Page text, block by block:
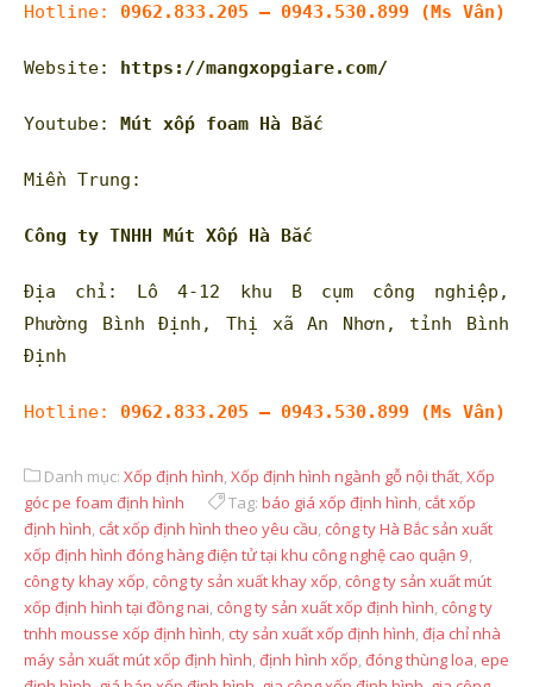
Hotline: 0962.833.205 – 0943.530.899 (Ms Vân)
Website: https://mangxopgiare.com/
Youtube: Mút xốp foam Hà Bắc
Miền Trung:
Công ty TNHH Mút Xốp Hà Bắc
Địa chỉ: Lô 4-12 khu B cụm công nghiệp,
Phường Bình Định, Thị xã An Nhơn, tỉnh Bình
Định
Hotline: 0962.833.205 – 0943.530.899 (Ms Vân)
Danh mục: Xốp định hình,Xốp định hình ngành gỗ nội thất,Xốp
góc pe foam định hình
Tag: báo giá xốp định hình, cắt xốp
định hình, cắt xốp định hình theo yêu cầu, công ty Hà Bắc sản xuất
xốp định hình đóng hàng điện tử tại khu công nghệ cao quận 9,
công ty khay xốp, công ty sản xuất khay xốp, công ty sản xuất mút
xốp định hình tại đồng nai, công ty sản xuất xốp định hình, công ty
tnhh mousse xốp định hình, cty sản xuất xốp định hình,địa chỉ nhà
máy sản xuất mút xốp định hình,định hình xốp,đóng thùng loa, epe